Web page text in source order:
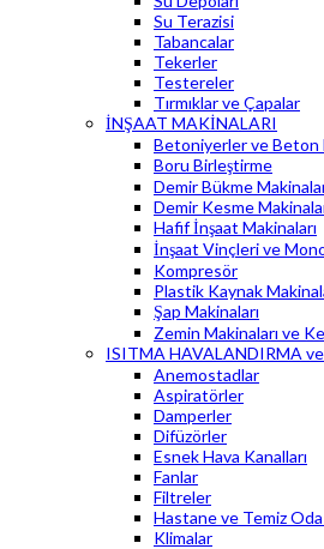
Su Terazisi
Tabancalar
Tekerler
Testereler
Tırmıklar ve Çapalar
İNŞAAT MAKİNALARI
Betoniyerler ve Beton
Boru Birleştirme
Demir Bükme
Demir Kesme
Hafif İnşaat Makinaları
İnşaat Vinçleri ve
Kompresör
Plastik Kaynak
Şap Makinaları
Zemin Makinaları ve
ISITMA HAVALANDIRMA
Anemostadlar
Aspiratörler
Damperler
Difüzörler
Esnek Hava Kanalları
Fanlar
Filtreler
Hastane ve Temiz Oda
Klimalar